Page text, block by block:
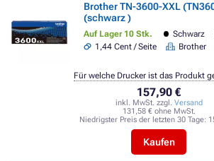
Brother TN-3600-XXL
(schwarz )
Auf Lager 10 Stk. Schwarz
1,44 Cent / Seite
Brother
157,90 €
inkl. MwSt. zzgl. Versand
131,58 € ohne MwSt.
Niedrigster Preis der letzten 30 Tage:
Kaufen
Für welche Drucker ist das Produkt